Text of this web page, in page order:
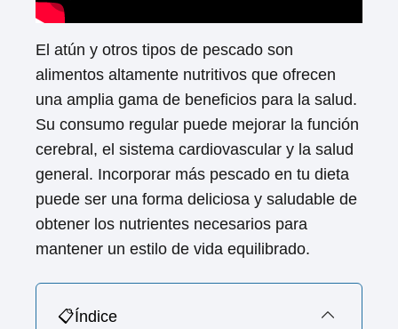
El atún y otros tipos de pescado son
alimentos altamente nutritivos que ofrecen
una amplia gama de beneficios para la salud.
Su consumo regular puede mejorar la función
cerebral, el sistema cardiovascular y la salud
general. Incorporar más pescado en tu dieta
puede ser una forma deliciosa y saludable de
obtener los nutrientes necesarios para
mantener un estilo de vida equilibrado.
📋Índice